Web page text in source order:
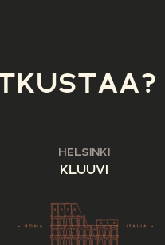
HELSINKI
KLUUVI